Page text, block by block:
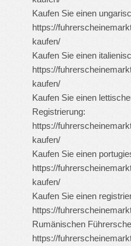
Kaufen Sie einen
https://
kaufen/
Kaufen Sie einen
https://
kaufen/
Kaufen Sie einen
Registrierung:
https://
kaufen/
Kaufen Sie einen
https://
kaufen/
Kaufen Sie einen
https://
Rumänischen
https://